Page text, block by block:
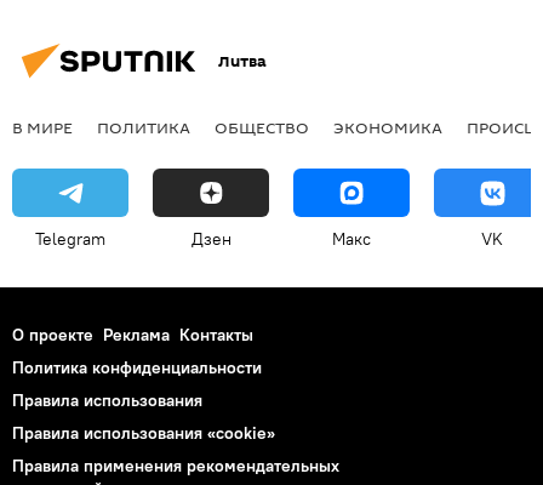
Литва
В МИРЕ ПОЛИТИКА ОБЩЕСТВО ЭКОНОМИКА
Telegram Дзен Макс VK
О проекте Реклама Контакты
Политика конфиденциальности
Правила использования
Правила использования «cookie»
Правила применения рекомендательных